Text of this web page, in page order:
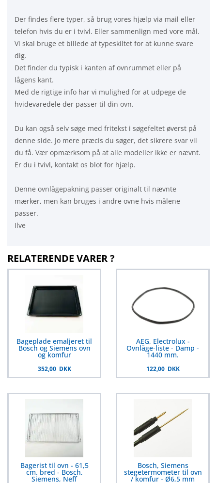
Der findes flere typer, så brug vores hjælp via mail eller
telefon hvis du er i tvivl. Eller sammenlign med vore mål.
Vi skal bruge et billede af typeskiltet for at kunne svare
dig.
Det finder du typisk i kanten af ovnrummet eller på
lågens kant.
Med de rigtige info har vi mulighed for at udpege de
hvidevaredele der passer til din ovn.
Du kan også selv søge med fritekst i søgefeltet øverst på
denne side. Jo mere præcis du søger, det sikrere svar vil
du få. Vær opmærksom på at alle modeller ikke er nævnt.
Er du i tvivl, kontakt os blot for hjælp.
Denne ovnlågepakning passer originalt til nævnte
mærker, men kan bruges i andre ovne hvis målene
passer.
Ilve
RELATERENDE VARER ?
Bageplade emaljeret til
Bosch og Siemens ovn
og komfur
352,00 DKK
AEG, Electrolux -
Ovnlåge-liste - Damp -
1440 mm.
122,00 DKK
Bagerist til ovn - 61,5
cm. bred - Bosch,
Siemens, Neff
Bosch, Siemens
stegetermometer til ovn
/ komfur - Ø6,5 mm